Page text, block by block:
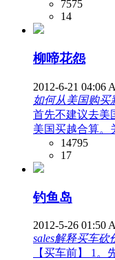
7575
14
柳啼花怨
2012-6-21 04:06
如何从美国购买
首先不建议去美
美国买越合算。
14795
17
钓鱼岛
2012-5-26 01:50
sales解释买车
【买车前】 1。